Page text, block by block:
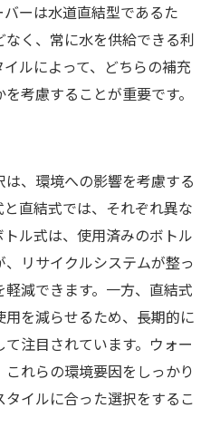
ーは水道直結型であるた
く、常に水を供給できる利
ルによって、どちらの補充
考慮することが重要です。
、環境への影響を考慮する
直結式では、それぞれ異な
ル式は、使用済みのボトル
リサイクルシステムが整っ
減できます。一方、直結式
を減らせるため、長期的に
注目されています。ウォー
れらの環境要因をしっかり
イルに合った選択をするこ